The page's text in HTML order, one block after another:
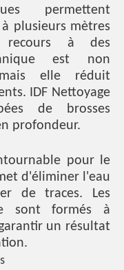
permettent
plusieurs mètres
à des
est non
elle réduit
IDF Nettoyage
de brosses
profondeur.
pour le
d'éliminer l'eau
de traces. Les
sont formés à
un résultat